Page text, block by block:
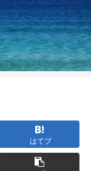
はてブ